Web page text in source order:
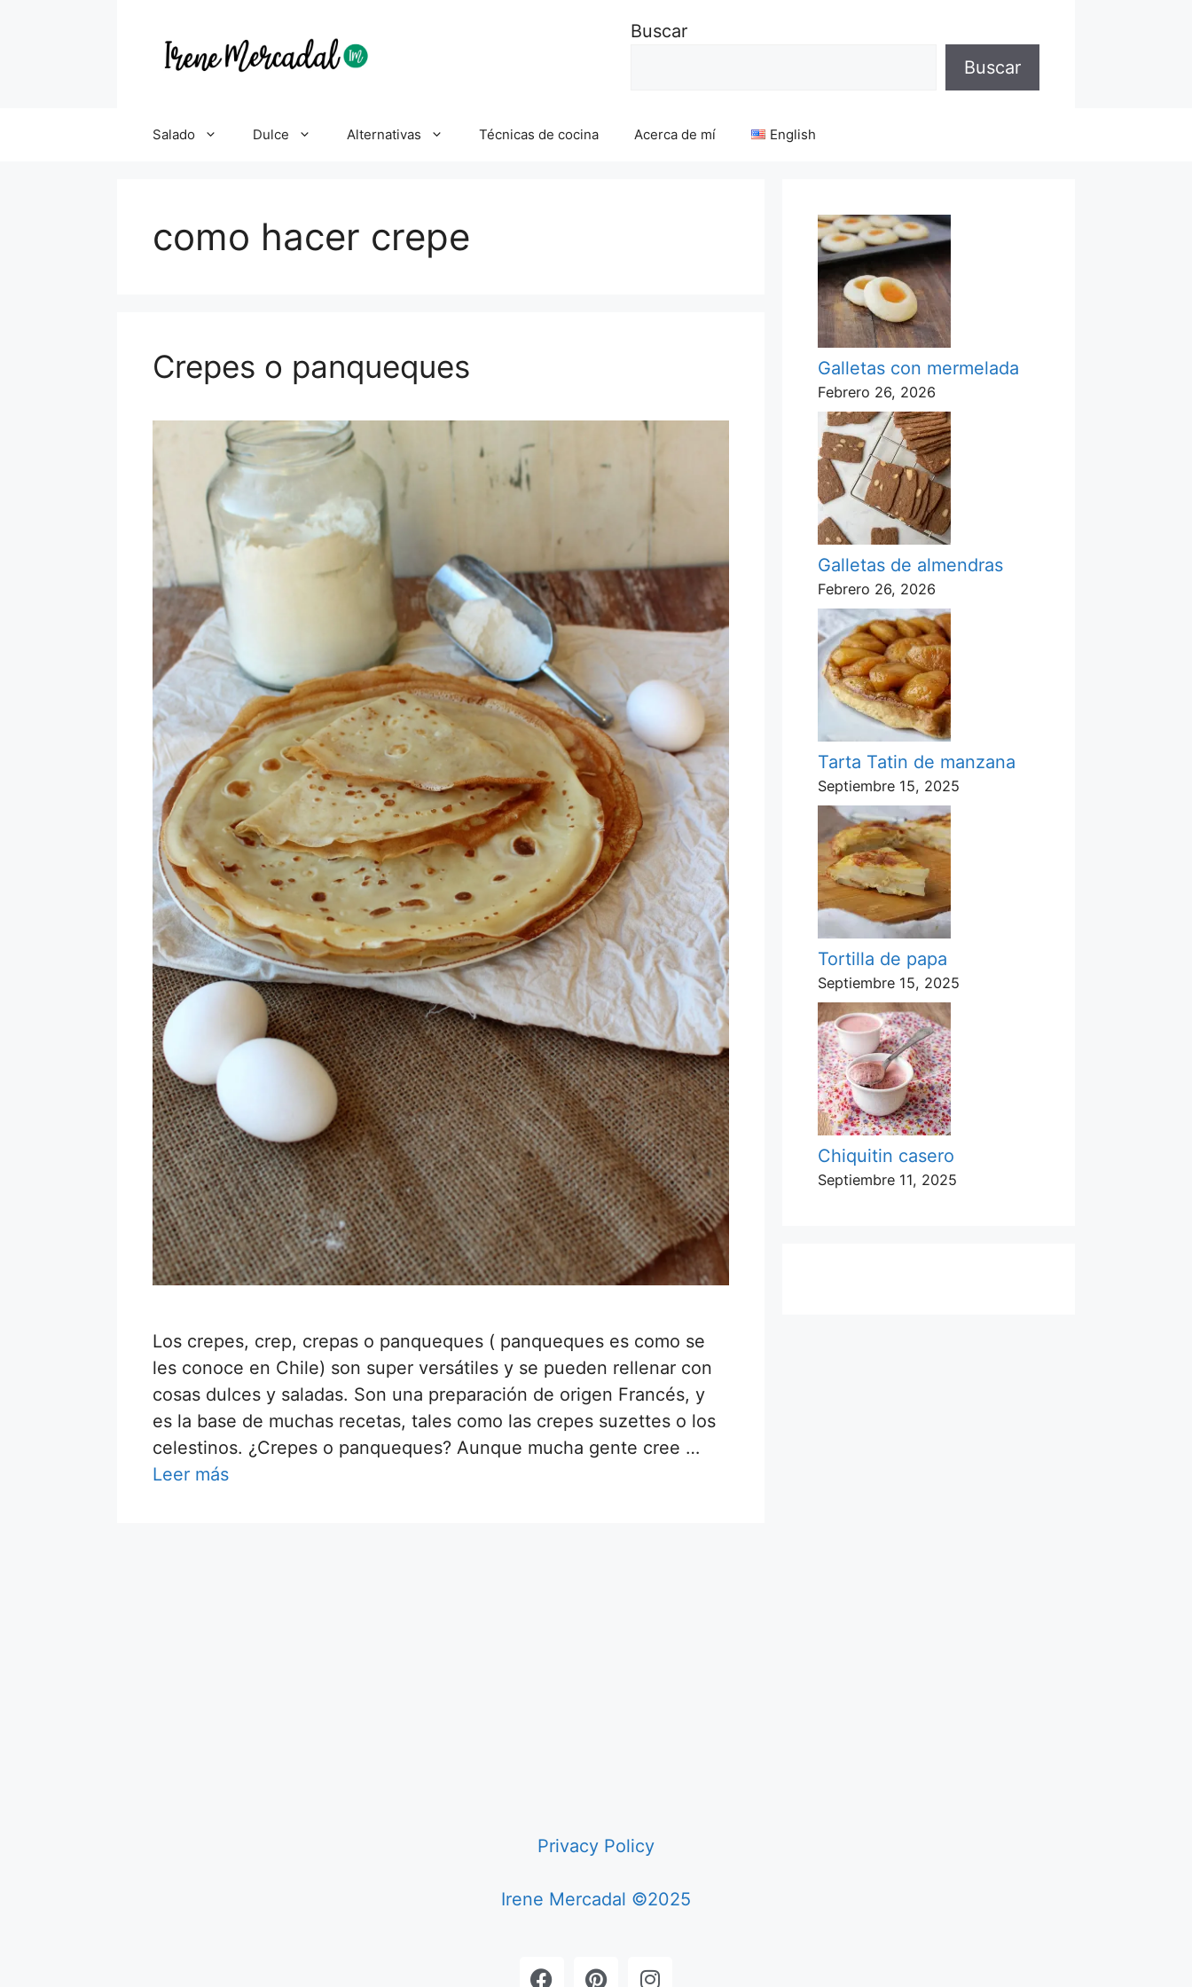
Buscar
Buscar
Salado Dulce Alternativas Técnicas de cocina Acerca de mí English
como hacer crepe
Crepes o panqueques
Los crepes, crep, crepas o panqueques ( panqueques es como se
les conoce en Chile) son super versátiles y se pueden rellenar con
cosas dulces y saladas. Son una preparación de origen Francés, y
es la base de muchas recetas, tales como las crepes suzettes o los
celestinos. ¿Crepes o panqueques? Aunque mucha gente cree …
Leer más
Galletas con mermelada
Febrero 26, 2026
Galletas de almendras
Febrero 26, 2026
Tarta Tatin de manzana
Septiembre 15, 2025
Tortilla de papa
Septiembre 15, 2025
Chiquitin casero
Septiembre 11, 2025
Privacy Policy
Irene Mercadal ©2025